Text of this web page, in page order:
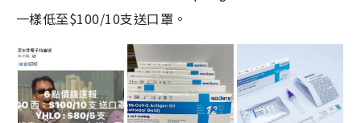
一樣低至$100/10支送口罩。